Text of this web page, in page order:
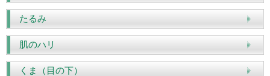
たるみ
肌のハリ
くま（目の下）